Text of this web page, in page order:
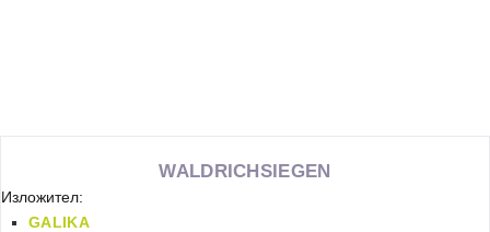
WALDRICHSIEGEN
Изложител:
GALIKA